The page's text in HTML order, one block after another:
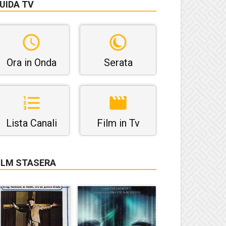
TV
Ora in Onda Serata
Lista Canali Film in Tv
STASERA